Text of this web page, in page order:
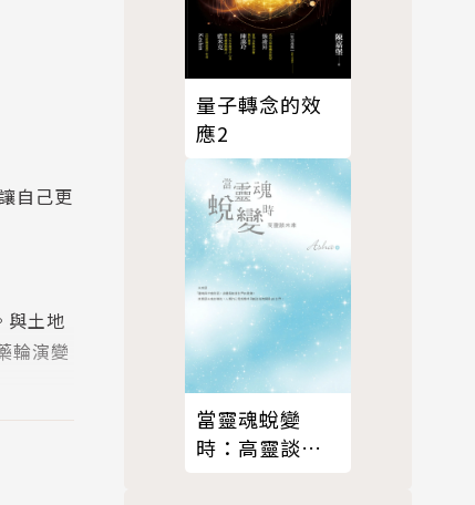
自己更
與土地
輪演變
我們
量子轉念的效
應2
當靈魂蛻變
時：高靈談未